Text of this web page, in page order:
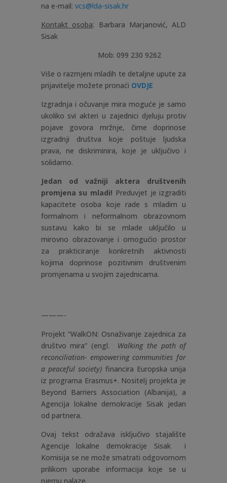
na e-mail: vcs@lda-sisak.hr
Kontakt osoba: Barbara Marjanović, ALD
Sisak
Mob: 099 230 9262
Više o razmjeni mladih te detaljne upute za
prijavitelje možete pronaći OVDJE
Izgradnja i očuvanje mira moguće je samo
ukoliko svi akteri u zajednici djeluju protiv
pojave govora mržnje, čime doprinose
izgradnji društva koje poštuje ljudska
prava, ne diskriminira, koje je uključivo i
solidarno.
Jedan od važniji aktera društvenih
promjena su mladi! Preduvjet je izgraditi
kapacitete osoba koje rade s mladim u
formalnom i neformalnom obrazovnom
sustavu kako bi se mlade uključilo u
mirovno obrazovanje i omogućio prostor
za prakticiranje konkretnih aktivnosti
kojima doprinose pozitivnim društvenim
promjenama u svojim zajednicama.
———-
Projekt “WalkON: Osnaživanje zajednica za
društvo mira” (engl. Walking the path of
reconciliation- empowering communities for
a peaceful society) financira Europska unija
iz programa Erasmus+. Nositelj projekta je
Beyond Barriers Association (Albanija), a
Agencija lokalne demokracije Sisak jedan
od partnera.
Ovaj tekst odražava isključivo stajalište
Agencije lokalne demokracije Sisak i
Komisija se ne može smatrati odgovornom
prilikom uporabe informacija koje se u
njemu nalaze.